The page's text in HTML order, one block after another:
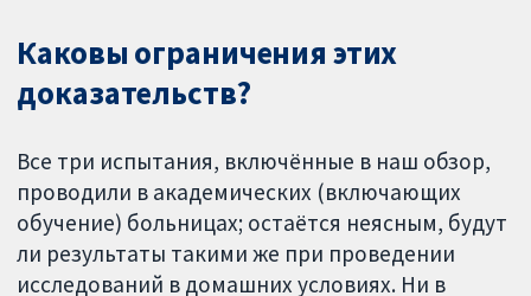
Каковы ограничения этих
доказательств?
Все три испытания, включённые в наш обзор,
проводили в академических (включающих
обучение) больницах; остаётся неясным, будут
ли результаты такими же при проведении
исследований в домашних условиях. Ни в